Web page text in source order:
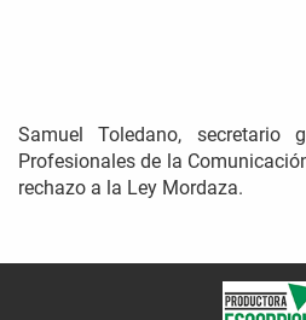
Samuel Toledano,
Profesionales de la
rechazo a la Ley Mordaza.